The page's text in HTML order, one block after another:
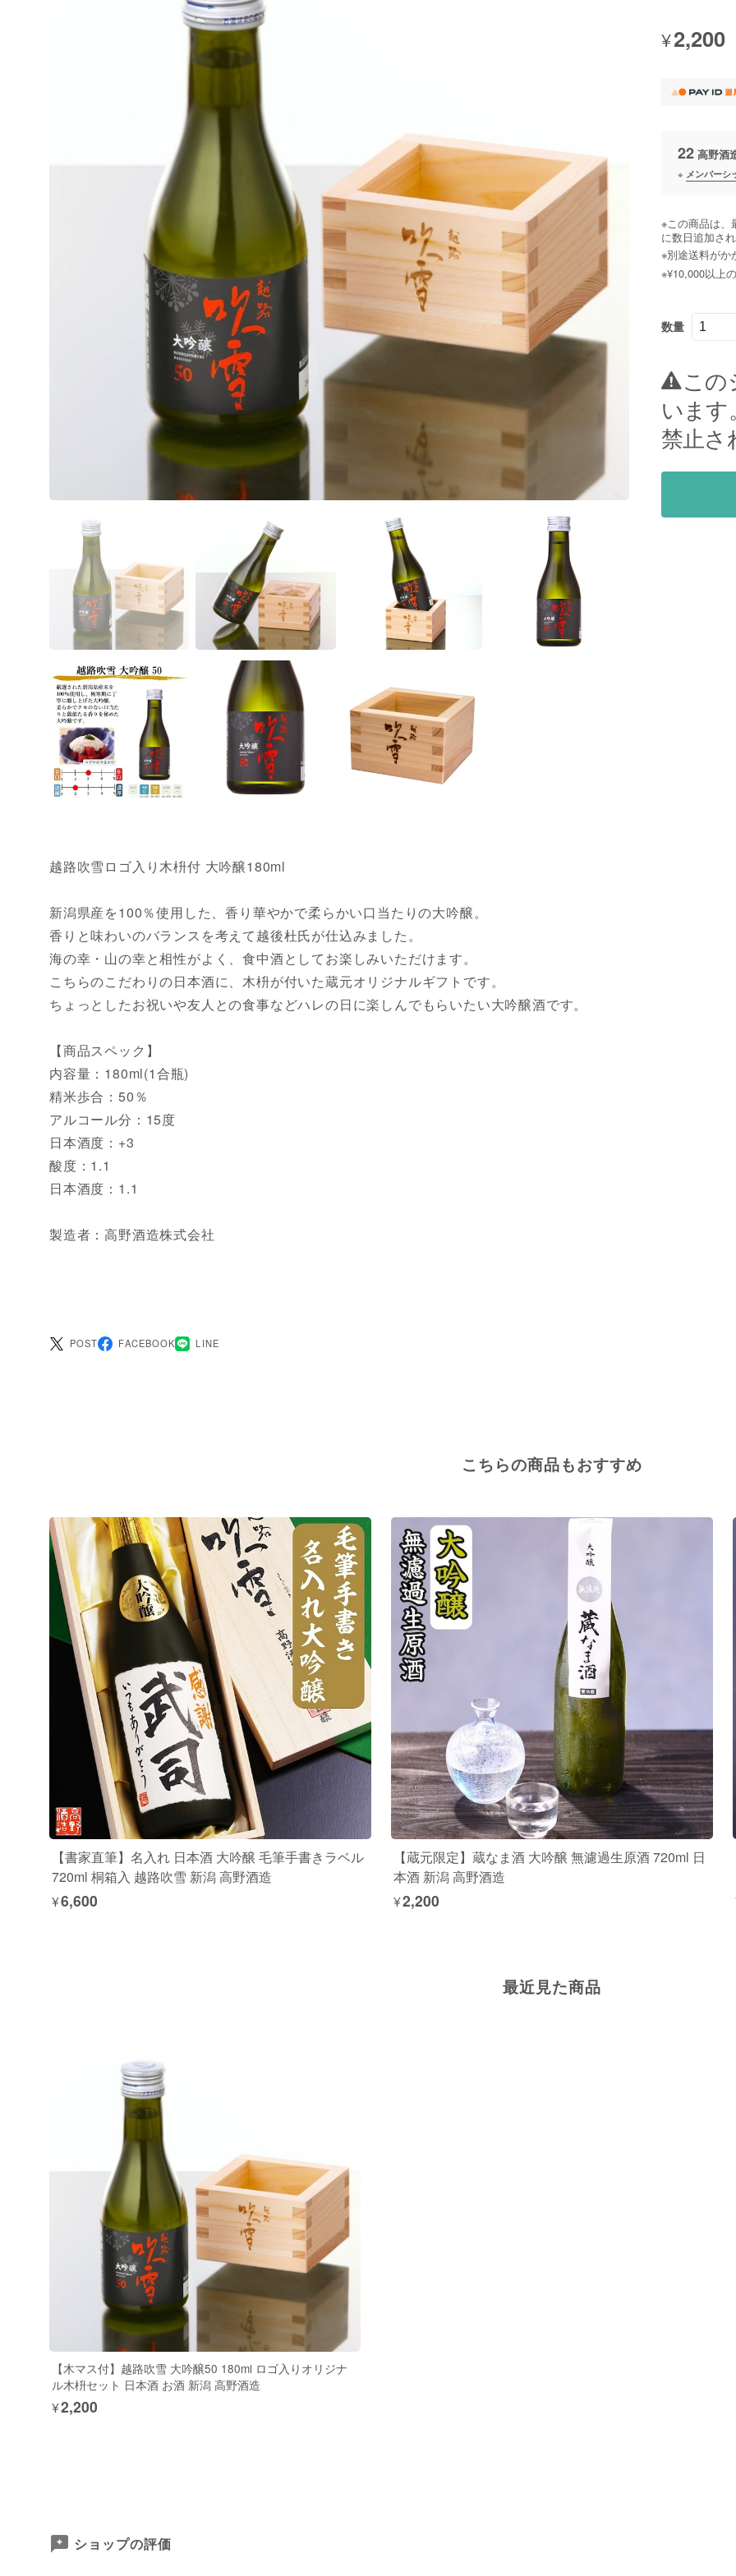
¥2,200
22 高野酒
※ メンバーシ
※この商品は、
に数日追加さ
※別途送料がか
※¥10,000以上
数量
この
います
禁止さ
越路吹雪ロゴ入り木枡付 大吟醸180ml
新潟県産を100％使用した、香り華やかで柔らかい口当たりの大吟醸。
香りと味わいのバランスを考えて越後杜氏が仕込みました。
海の幸・山の幸と相性がよく、食中酒としてお楽しみいただけます。
こちらのこだわりの日本酒に、木枡が付いた蔵元オリジナルギフトです。
ちょっとしたお祝いや友人との食事などハレの日に楽しんでもらいたい大吟醸酒です。
【商品スペック】
内容量：180ml(1合瓶)
精米歩合：50％
アルコール分：15度
日本酒度：+3
酸度：1.1
日本酒度：1.1
製造者：高野酒造株式会社
POST FACEBOOK LINE
こちらの商品もおすすめ
【書家直筆】名入れ 日本酒 大吟醸 毛筆手書きラベル
720ml 桐箱入 越路吹雪 新潟 高野酒造
¥6,600
【蔵元限定】蔵なま酒 大吟醸 無濾過生原酒 720ml 日
本酒 新潟 高野酒造
¥2,200
最近見た商品
【木マス付】越路吹雪 大吟醸50 180ml ロゴ入りオリジナ
ル木枡セット 日本酒 お酒 新潟 高野酒造
¥2,200
ショップの評価